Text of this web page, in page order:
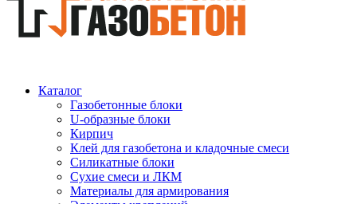
Каталог
Газобетонные блоки
U-образные блоки
Кирпич
Клей для газобетона и кладочные смеси
Силикатные блоки
Сухие смеси и ЛКМ
Материалы для армирования